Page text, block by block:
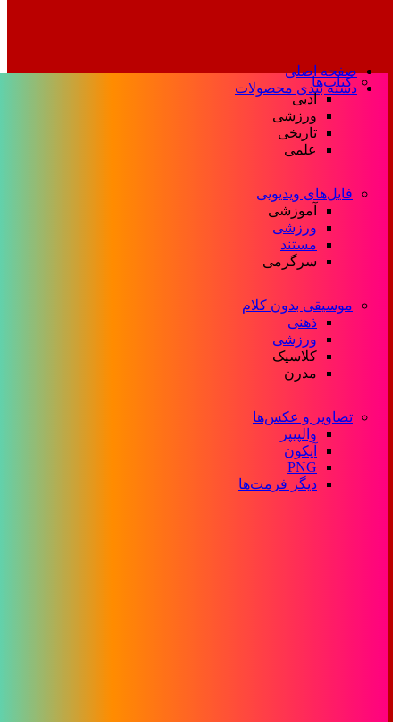
صفحه اصلی
دسته بندی محصولات
کتاب‌ها
ادبی
ورزشی
تاریخی
علمی
فایل‌های ویدیویی
آموزشی
ورزشی
مستند
سرگرمی
موسیقی بدون کلام
ذهنی
ورزشی
کلاسیک
مدرن
تصاویر و عکس‌ها
والپیپر
آیکون
PNG
دیگر فرمت‌ها